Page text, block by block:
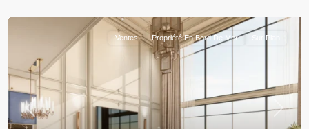
Previous Next
Ventes Propriété En Bord De Mer Sur Plan